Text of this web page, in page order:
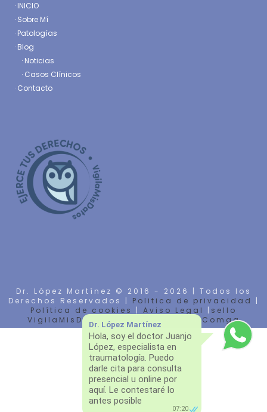
· INICIO
· Sobre Mí
· Patologías
· Blog
· Noticias
· Casos Clínicos
· Contacto
Dr. López Martínez © 2016 - 2026 | Todos los
Derechos Reservados | Politica de privacidad
|
Política de cookies
| Aviso Legal | sello
VigilaMisDatos | Diseño Web porComga
Dr. López Martínez
Hola, soy el doctor Juanjo
López, especialista en
traumatología. Puedo
darle cita para consulta
presencial u online por
aquí. Le contestaré lo
antes posible
07:20